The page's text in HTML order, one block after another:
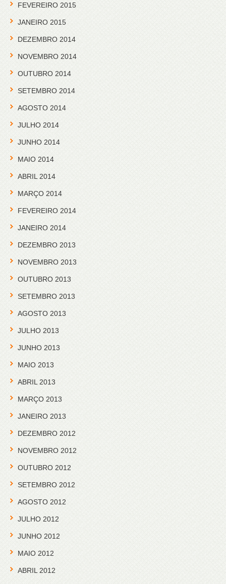
FEVEREIRO 2015
JANEIRO 2015
DEZEMBRO 2014
NOVEMBRO 2014
OUTUBRO 2014
SETEMBRO 2014
AGOSTO 2014
JULHO 2014
JUNHO 2014
MAIO 2014
ABRIL 2014
MARÇO 2014
FEVEREIRO 2014
JANEIRO 2014
DEZEMBRO 2013
NOVEMBRO 2013
OUTUBRO 2013
SETEMBRO 2013
AGOSTO 2013
JULHO 2013
JUNHO 2013
MAIO 2013
ABRIL 2013
MARÇO 2013
JANEIRO 2013
DEZEMBRO 2012
NOVEMBRO 2012
OUTUBRO 2012
SETEMBRO 2012
AGOSTO 2012
JULHO 2012
JUNHO 2012
MAIO 2012
ABRIL 2012